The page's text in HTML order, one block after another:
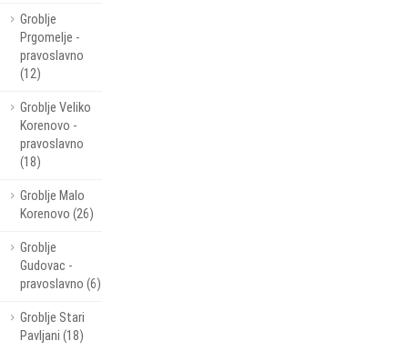
Groblje
Prgomelje -
pravoslavno
(12)
Groblje Veliko
Korenovo -
pravoslavno
(18)
Groblje Malo
Korenovo (26)
Groblje
Gudovac -
pravoslavno (6)
Groblje Stari
Pavljani (18)